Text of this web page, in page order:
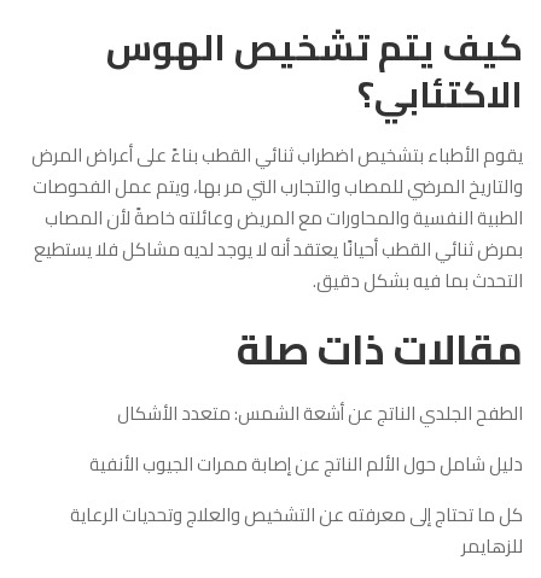
كيف يتم تشخيص الهوس
الاكتئابي؟
يقوم الأطباء بتشخيص اضطراب ثنائي القطب بناءً على أعراض المرض
والتاريخ المرضي للمصاب والتجارب التي مر بها، ويتم عمل الفحوصات
الطبية النفسية والمحاورات مع المريض وعائلته خاصةً لأن المصاب
بمرض ثنائي القطب أحيانًا يعتقد أنه لا يوجد لديه مشاكل فلا يستطيع
التحدث بما فيه بشكل دقيق.
مقالات ذات صلة
الطفح الجلدي الناتج عن أشعة الشمس: متعدد الأشكال
دليل شامل حول الألم الناتج عن إصابة ممرات الجيوب الأنفية
كل ما تحتاج إلى معرفته عن التشخيص والعلاج وتحديات الرعاية
للزهايمر